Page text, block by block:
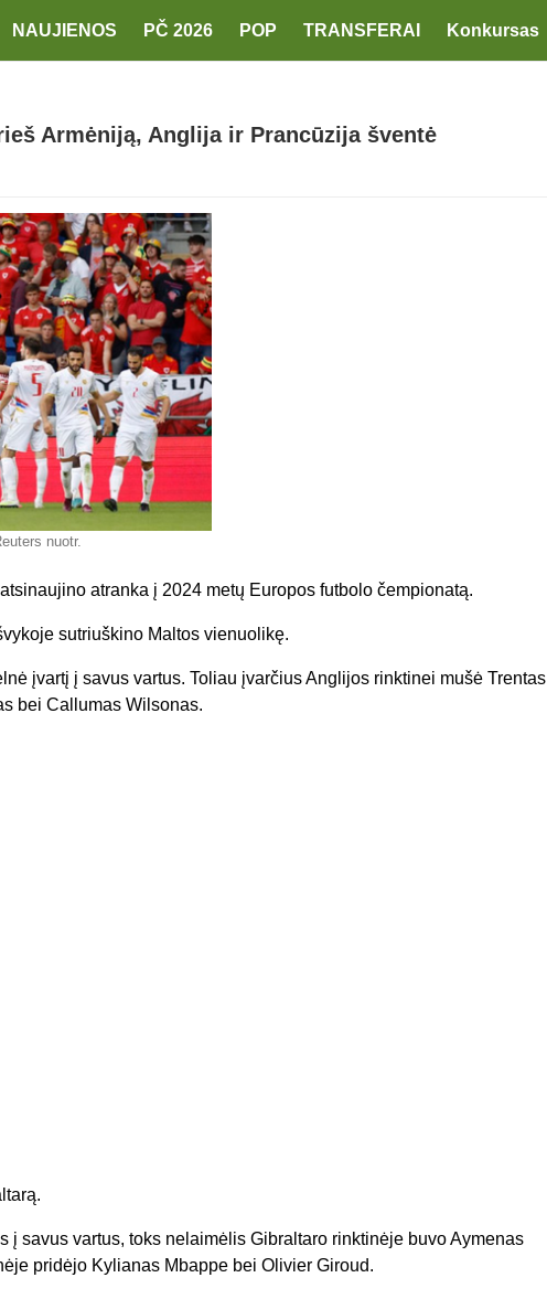
NAUJIENOS PČ 2026 POP TRANSFERAI Konkursas
Armėniją, Anglija ir Prancūzija šventė
nuotr.
atranka į 2024 metų Europos futbolo čempionatą.
sutriuškino Maltos vienuolikę.
įvartį į savus vartus. Toliau įvarčius Anglijos rinktinei mušė Trentas
bei Callumas Wilsonas.
į savus vartus, toks nelaimėlis Gibraltaro rinktinėje buvo Aymenas
pridėjo Kylianas Mbappe bei Olivier Giroud.